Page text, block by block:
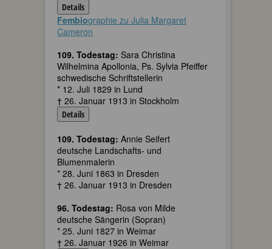
Details
Fembiographie zu Julia Margaret
Cameron
109. Todestag: Sara Christina
Wilhelmina Apollonia, Ps. Sylvia Pfeiffer
schwedische Schriftstellerin
* 12. Juli 1829 in Lund
† 26. Januar 1913 in Stockholm
Details
109. Todestag: Annie Seifert
deutsche Landschafts- und
Blumenmalerin
* 28. Juni 1863 in Dresden
† 26. Januar 1913 in Dresden
96. Todestag: Rosa von Milde
deutsche Sängerin (Sopran)
* 25. Juni 1827 in Weimar
† 26. Januar 1926 in Weimar